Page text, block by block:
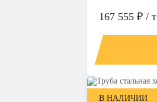
167 555 ₽ / т
В НАЛИЧИИ